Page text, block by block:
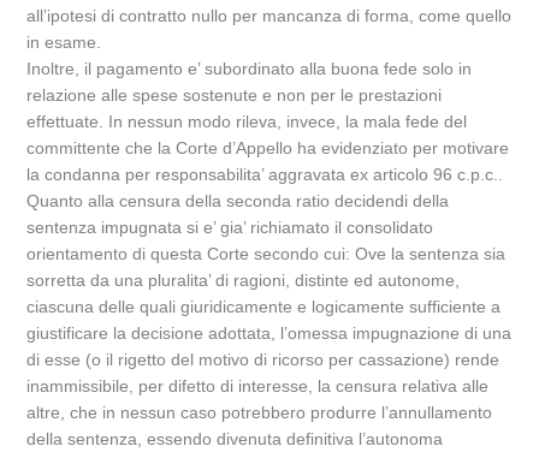
all’ipotesi di contratto nullo per mancanza di forma, come quello
in esame.
Inoltre, il pagamento e’ subordinato alla buona fede solo in
relazione alle spese sostenute e non per le prestazioni
effettuate. In nessun modo rileva, invece, la mala fede del
committente che la Corte d’Appello ha evidenziato per motivare
la condanna per responsabilita’ aggravata ex articolo 96 c.p.c..
Quanto alla censura della seconda ratio decidendi della
sentenza impugnata si e’ gia’ richiamato il consolidato
orientamento di questa Corte secondo cui: Ove la sentenza sia
sorretta da una pluralita’ di ragioni, distinte ed autonome,
ciascuna delle quali giuridicamente e logicamente sufficiente a
giustificare la decisione adottata, l’omessa impugnazione di una
di esse (o il rigetto del motivo di ricorso per cassazione) rende
inammissibile, per difetto di interesse, la censura relativa alle
altre, che in nessun caso potrebbero produrre l’annullamento
della sentenza, essendo divenuta definitiva l’autonoma